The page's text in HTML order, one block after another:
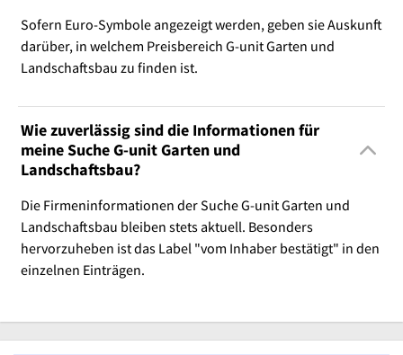
Sofern Euro-Symbole angezeigt werden, geben sie Auskunft
darüber, in welchem Preisbereich G-unit Garten und
Landschaftsbau zu finden ist.
Wie zuverlässig sind die Informationen für
meine Suche G-unit Garten und
Landschaftsbau?
Die Firmeninformationen der Suche G-unit Garten und
Landschaftsbau bleiben stets aktuell. Besonders
hervorzuheben ist das Label "vom Inhaber bestätigt" in den
einzelnen Einträgen.